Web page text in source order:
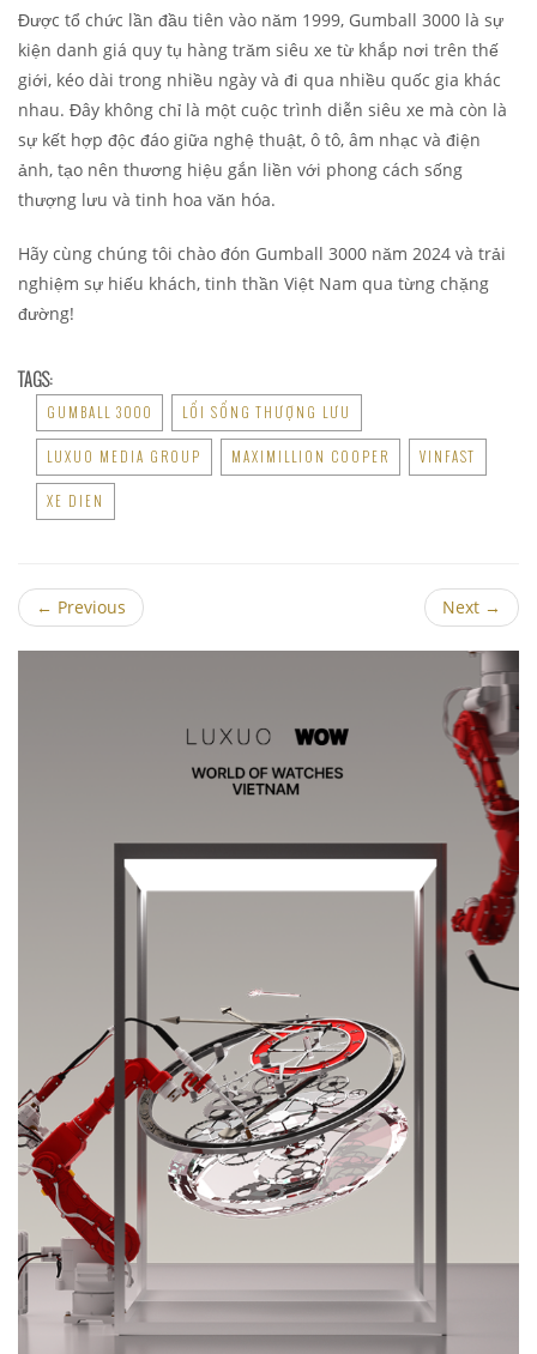
Được tổ chức lần đầu tiên vào năm 1999, Gumball 3000 là sự
kiện danh giá quy tụ hàng trăm siêu xe từ khắp nơi trên thế
giới, kéo dài trong nhiều ngày và đi qua nhiều quốc gia khác
nhau. Đây không chỉ là một cuộc trình diễn siêu xe mà còn là
sự kết hợp độc đáo giữa nghệ thuật, ô tô, âm nhạc và điện
ảnh, tạo nên thương hiệu gắn liền với phong cách sống
thượng lưu và tinh hoa văn hóa.
Hãy cùng chúng tôi chào đón Gumball 3000 năm 2024 và trải
nghiệm sự hiếu khách, tinh thần Việt Nam qua từng chặng
đường!
TAGS:
GUMBALL 3000 LỐI SỐNG THƯỢNG LƯU
LUXUO MEDIA GROUP MAXIMILLION COOPER VINFAST
XE DIEN
← Previous Next →